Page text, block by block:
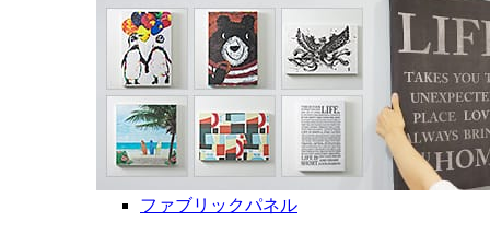
ファブリックパネル